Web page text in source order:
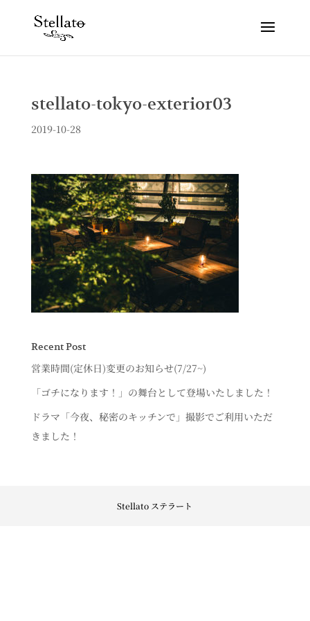
stellato-tokyo-exterior03
2019-10-28
Recent Post
営業時間(定休日)変更のお知らせ(7/27~)
「ゴチになります！」の舞台として登場いたしました！
ドラマ「今夜、秘密のキッチンで」撮影でご利用いただ
きました！
Stellato ステラート